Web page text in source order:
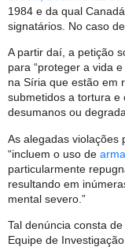
1984 e da qual
signatários. No caso
A partir daí, a petição
para “proteger a vida
na Síria que estão em
submetidos a tortura e
desumanos ou
As alegadas violações
“incluem o uso de
particularmente
resultando em
mental severo.”
Tal denúncia consta de
Equipe de